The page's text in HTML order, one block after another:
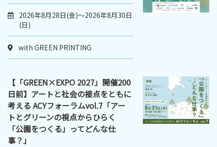
2026年8月28日(金)～2026年8月30日
(日)
with GREEN PRINTING
【「GREEN×EXPO 2027」開催200
日前】アートと社会の接点をともに
考える ACYフォーラムvol.7「アー
トとグリーンの視点からひらく
「公園をつくる」ってどんな仕
事？」